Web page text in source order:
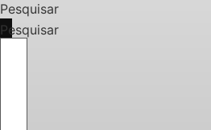
Pesquisar
Pesquisar